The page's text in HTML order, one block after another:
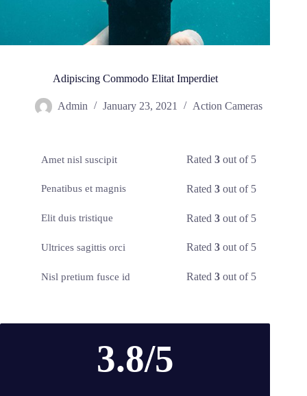
Adipiscing Commodo Elitat Imperdiet
Admin January 23, 2021 Action Cameras
Amet nisl suscipit Rated3 out of 5
Penatibus et magnis Rated3 out of 5
Elit duis tristique Rated3 out of 5
Ultrices sagittis orci Rated3 out of 5
Nisl pretium fusce id Rated3 out of 5
3.8/5